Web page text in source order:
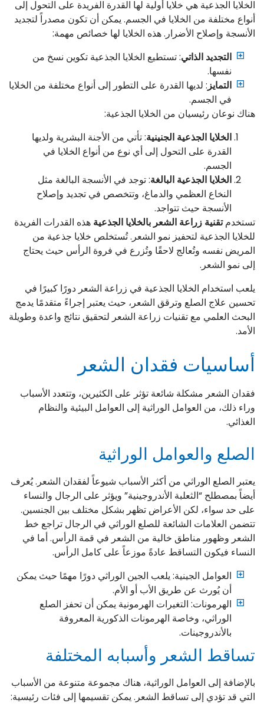
الخلايا الجذعية هي خلايا أولية لها القدرة الفريدة على التحول إلى
أنواع مختلفة من الخلايا في الجسم. يمكن أن تكون مصدراً لتجديد
الأنسجة وإصلاح الأضرار. هذه الخلايا لها خصائص مهمة:
التجديد الذاتي: تستطيع الخلايا الجذعية تكوين نسخ من
نفسها.
التمايز: لديها القدرة على التطور إلى أنواع مختلفة من الخلايا
في الجسم.
هناك نوعان رئيسيان من الخلايا الجذعية:
الخلايا الجذعية الجنينية: تأتي من الأجنة البشرية ولديها
القدرة على التحول إلى أي نوع من أنواع الخلايا في
الجسم.
الخلايا الجذعية البالغة: توجد في الأنسجة البالغة مثل
النخاع العظمي والدماغ، وتتخصص في تجديد وإصلاح
الأنسجة حيث تتواجد.
تستخدمتقنية زراعة الشعر بالخلايا الجذعية هذه القدرات الفريدة
للخلايا الجذعية لتحفيز نمو الشعر. تُستخلص خلايا جذعية من
المريض نفسه وتُعالج لاحقًا وتُزرع في فروة الرأس حيث يحتاج
إلى نمو الشعر.
يلعب استخدام الخلايا الجذعية في زراعة الشعر دورًا كبيرًا في
تحسين علاج الصلع وترقق الشعر، حيث يعتبر إجراءً متقدمًا يدمج
البحث العلمي مع تقنيات زراعة الشعر لتحقيق نتائج واعدة وطويلة
الأمد.
أساسيات فقدان الشعر
فقدان الشعر مشكلة شائعة تؤثر على الكثيرين، وتتعدد الأسباب
وراء ذلك، من العوامل الوراثية إلى العوامل البيئية والنظام
الغذائي.
الصلع والعوامل الوراثية
يعتبر الصلع الوراثي من أكثر الأسباب شيوعاً لفقدان الشعر. يُعرف
أيضاً بمصطلح “الثعلبة الأندروجينية” ويؤثر على الرجال والنساء
على حد سواء، لكن الأعراض تظهر بشكل مختلف بين الجنسين.
تتضمن العلامات الشائعة للصلع الوراثي في الرجال تراجع خط
الشعر وظهور مناطق خالية من الشعر في قمة الرأس. أما في
النساء فيكون التساقط عادةً موزعاً على كامل الرأس.
العوامل الجينية: يلعب الجين الوراثي دورًا مهمًا حيث يمكن
أن يُورث عن طريق الأب أو الأم.
الهرمونات: التغيرات الهرمونية يمكن أن تحفز الصلع
الوراثي، وخاصة الهرمونات الذكورية المعروفة
بالأندروجينات.
تساقط الشعر وأسبابه المختلفة
بالإضافة إلى العوامل الوراثية، هناك مجموعة متنوعة من الأسباب
التي قد تؤدي إلى تساقط الشعر. يمكن تقسيمها إلى فئات رئيسية: